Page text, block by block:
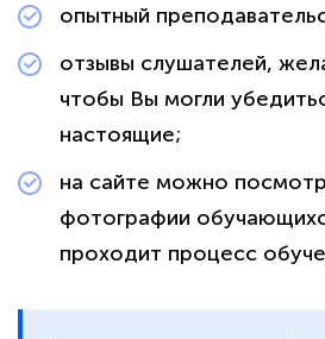
опытный
отзывы слушателей,
чтобы Вы могли
настоящие;
на сайте можно
фотографии
проходит процесс